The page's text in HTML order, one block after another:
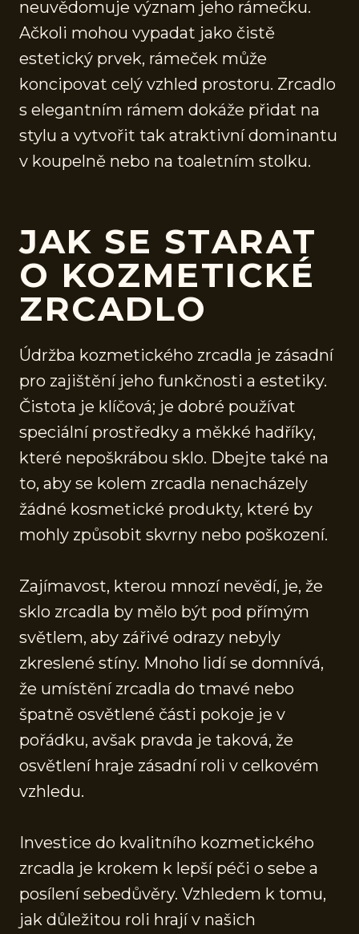
neuvědomuje význam jeho rámečku.
Ačkoli mohou vypadat jako čistě
estetický prvek, rámeček může
koncipovat celý vzhled prostoru. Zrcadlo
s elegantním rámem dokáže přidat na
stylu a vytvořit tak atraktivní dominantu
v koupelně nebo na toaletním stolku.
JAK SE STARAT
O KOZMETICKÉ
ZRCADLO
Údržba kozmetického zrcadla je zásadní
pro zajištění jeho funkčnosti a estetiky.
Čistota je klíčová; je dobré používat
speciální prostředky a měkké hadříky,
které nepoškrábou sklo. Dbejte také na
to, aby se kolem zrcadla nenacházely
žádné kosmetické produkty, které by
mohly způsobit skvrny nebo poškození.
Zajímavost, kterou mnozí nevědí, je, že
sklo zrcadla by mělo být pod přímým
světlem, aby zářivé odrazy nebyly
zkreslené stíny. Mnoho lidí se domnívá,
že umístění zrcadla do tmavé nebo
špatně osvětlené části pokoje je v
pořádku, avšak pravda je taková, že
osvětlení hraje zásadní roli v celkovém
vzhledu.
Investice do kvalitního kozmetického
zrcadla je krokem k lepší péči o sebe a
posílení sebedůvěry. Vzhledem k tomu,
jak důležitou roli hrají v našich